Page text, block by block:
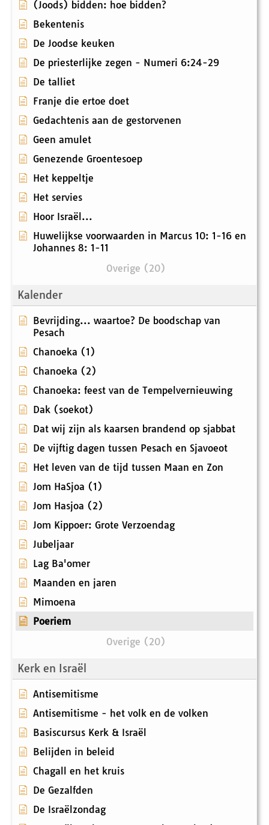
(Joods) bidden: hoe bidden?
Bekentenis
De Joodse keuken
De priesterlijke zegen - Numeri 6:24-29
De talliet
Franje die ertoe doet
Gedachtenis aan de gestorvenen
Geen amulet
Genezende Groentesoep
Het keppeltje
Het servies
Hoor Israël...
Huwelijkse voorwaarden in Marcus 10: 1-16 en
Johannes 8: 1-11
Overige (20)
Kalender
Bevrijding... waartoe? De boodschap van
Pesach
Chanoeka (1)
Chanoeka (2)
Chanoeka: feest van de Tempelvernieuwing
Dak (soekot)
Dat wij zijn als kaarsen brandend op sjabbat
De vijftig dagen tussen Pesach en Sjavoeot
Het leven van de tijd tussen Maan en Zon
Jom HaSjoa (1)
Jom Hasjoa (2)
Jom Kippoer: Grote Verzoendag
Jubeljaar
Lag Ba'omer
Maanden en jaren
Mimoena
Poeriem
Overige (20)
Kerk en Israël
Antisemitisme
Antisemitisme - het volk en de volken
Basiscursus Kerk & Israël
Belijden in beleid
Chagall en het kruis
De Gezalfden
De Israëlzondag